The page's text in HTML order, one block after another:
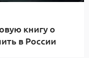
книгу о
в России